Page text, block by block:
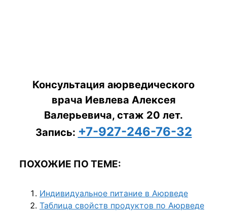
Консультация аюрведического
врача Иевлева Алексея
Валерьевича, стаж 20 лет.
Запись: +7-927-246-76-32
ПОХОЖИЕ ПО ТЕМЕ:
Индивидуальное питание в Аюрведе
Таблица свойств продуктов по Аюрведе